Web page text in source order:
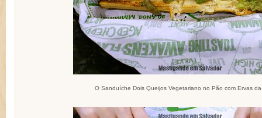
O Sanduíche Dois Queijos Vegetariano no Pão com Ervas